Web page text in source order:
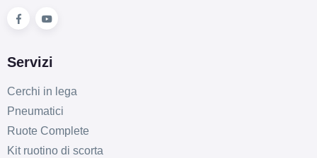
Servizi
Cerchi in lega
Pneumatici
Ruote Complete
Kit ruotino di scorta